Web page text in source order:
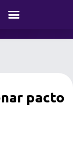
pacto